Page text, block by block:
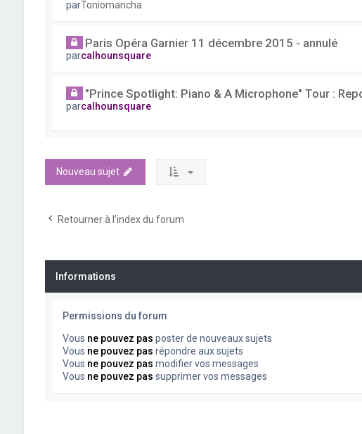
parToniomancha
Paris Opéra Garnier 11 décembre 2015 - annulé
parcalhounsquare
"Prince Spotlight: Piano & A Microphone" Tour :
parcalhounsquare
Nouveau sujet
Retourner à l’index du forum
Informations
Permissions du forum
Vous ne pouvez pas poster de nouveaux sujets
Vous ne pouvez pas répondre aux sujets
Vous ne pouvez pas modifier vos messages
Vous ne pouvez pas supprimer vos messages